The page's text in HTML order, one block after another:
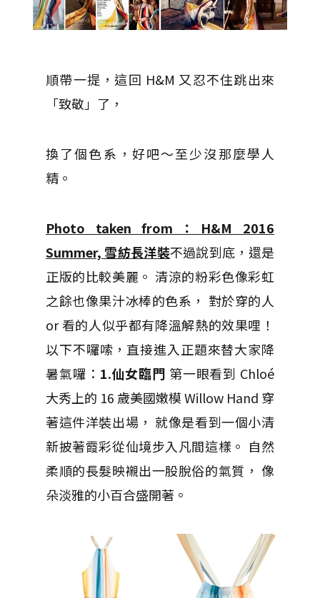
順帶一提，這回 H&M 又忍不住跳出來
「致敬」了，
換了個色系，好吧～至少沒那麼學人
精。
Photo taken from：H&M 2016
Summer, 雪紡長洋裝不過說到底，還是
正版的比較美麗。 清涼的粉彩色像彩虹
之餘也像果汁冰棒的色系， 對於穿的人
or 看的人似乎都有降溫解熱的效果哩！
以下不囉嗦，直接進入正題來替大家降
暑氣囉： 1.仙女臨門 第一眼看到 Chloé
大秀上的 16 歲美國嫩模 Willow Hand 穿
著這件洋裝出場， 就像是看到一個小清
新披著霞彩從仙境步入凡間這樣。 自然
柔順的長髮映襯出一股脫俗的氣質， 像
朵淡雅的小百合盛開著。